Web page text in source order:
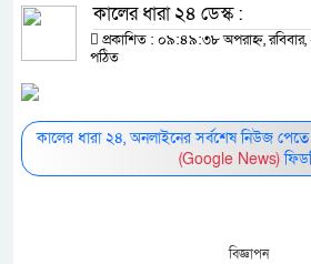
কালের ধারা ২৪ ডেস্ক :
প্রকাশিত : ০৯:৪৯:৩৮ অপরাহ্ন,
পঠিত
কালের ধারা ২৪, অনলাইনের সর্বশেষ নিউজ
(Google News)
বিজ্ঞাপন